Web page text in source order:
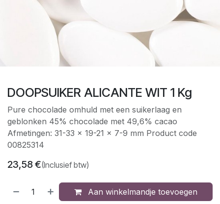
DOOPSUIKER ALICANTE WIT 1 Kg
Pure chocolade omhuld met een suikerlaag en
geblonken 45% chocolade met 49,6% cacao
Afmetingen: 31-33 x 19-21 x 7-9 mm Product code
00825314
23,58€(Inclusief btw)
Aan winkelmandje toevoegen